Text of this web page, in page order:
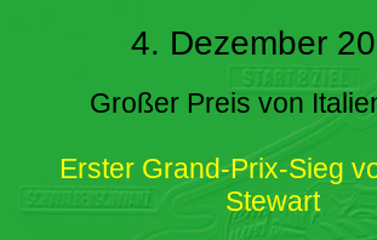
4. Dezember
Großer Preis von
Erster Grand-Prix-Sieg
Stewart